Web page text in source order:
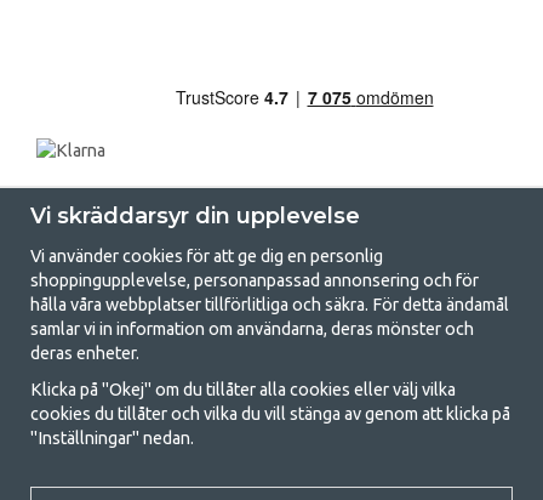
GetCamping.se - Din butik för camping
och uteliv
Att campa kan antingen vara en livsstil eller ett sätt att samla familjen
för ett gemensamt äventyr. Oavsett vilken kategori du tillhör hittar du
med att campa så därför erbjuder vi riktigt bra priser på familjetält,
Vi skräddarsyr din upplevelse
Vi använder cookies för att ge dig en personlig
shoppingupplevelse, personanpassad annonsering och för
hålla våra webbplatser tillförlitliga och säkra. För detta ändamål
samlar vi in information om användarna, deras mönster och
deras enheter.
Klicka på "Okej" om du tillåter alla cookies eller välj vilka
cookies du tillåter och vilka du vill stänga av genom att klicka på
"Inställningar" nedan.